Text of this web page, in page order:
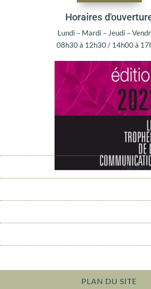
Horaires
Lundi – Mardi – Jeudi –
08h30 à 12h30 / 14h00 à
Haute
PLAN DU SITE